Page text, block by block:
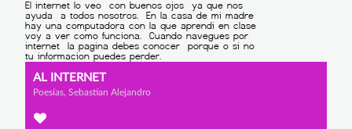
AL INTERNET
Poesías, Sebastian Alejandro